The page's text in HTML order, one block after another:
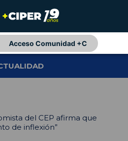
Acceso Comunidad +C
del CEP afirma que
de inflexión”